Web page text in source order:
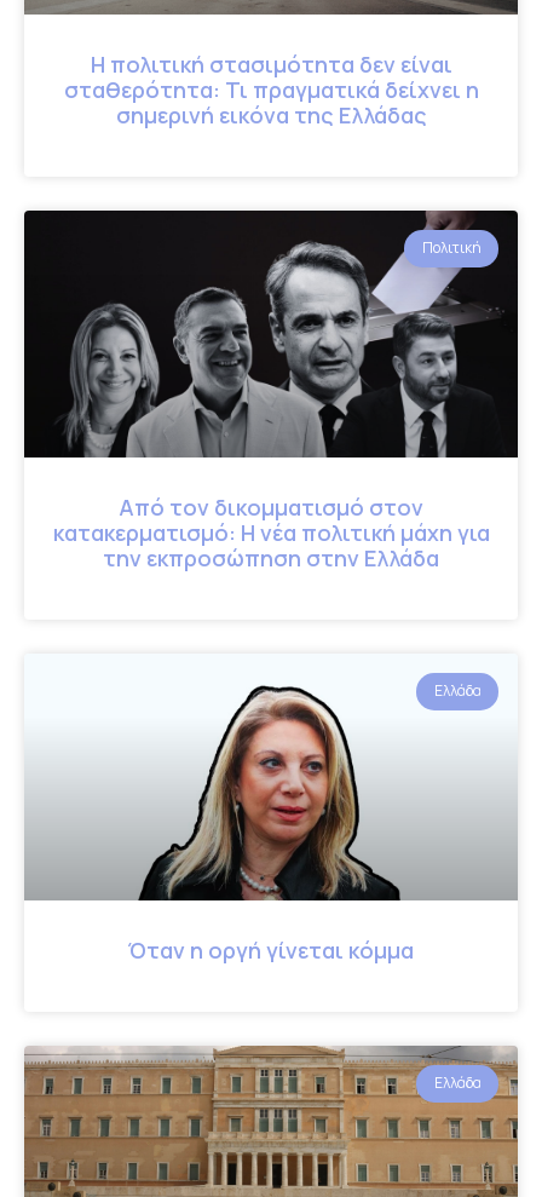
Η πολιτική στασιμότητα δεν είναι
σταθερότητα: Τι πραγματικά δείχνει η
σημερινή εικόνα της Ελλάδας
Πολιτική
Από τον δικομματισμό στον
κατακερματισμό: Η νέα πολιτική μάχη για
την εκπροσώπηση στην Ελλάδα
Ελλάδα
Όταν η οργή γίνεται κόμμα
Ελλάδα